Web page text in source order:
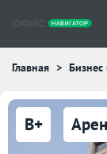
Главная
B+